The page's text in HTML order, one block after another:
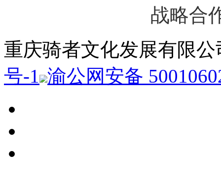
战略合
重庆骑者文化发展有限
号-1 渝公网安备